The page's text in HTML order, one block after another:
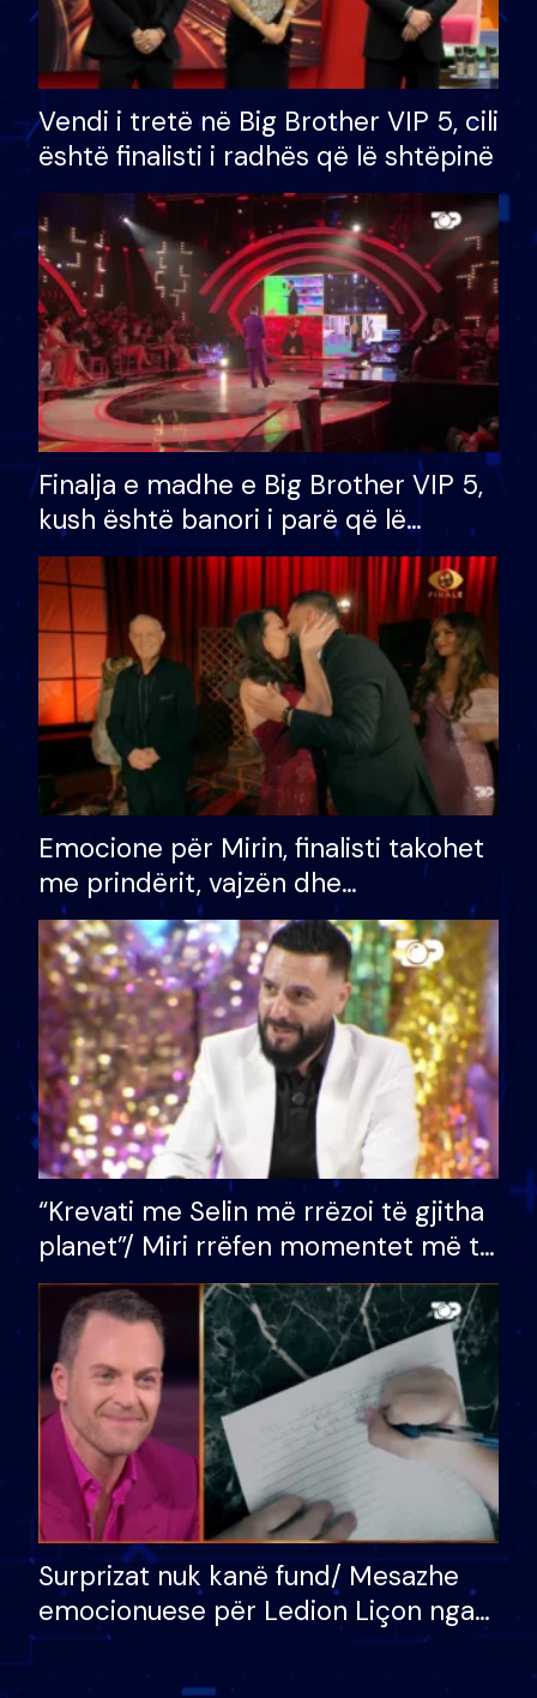
Vendi i tretë në Big Brother VIP 5, cili
është finalisti i radhës që lë shtëpinë
Finalja e madhe e Big Brother VIP 5,
kush është banori i parë që lë
shtëpinë dhe humb mundësinë për
të fituar çmimin e madh
Emocione për Mirin, finalisti takohet
me prindërit, vajzën dhe
bashkëshorten: S’kemi ndonjë letër
divorci apo jo?
“Krevati me Selin më rrëzoi të gjitha
planet”/ Miri rrëfen momentet më të
bukura në shtëpinë e BB VIP: Do më
mungojë zilja e mëngjesit kur…
Surprizat nuk kanë fund/ Mesazhe
emocionuese për Ledion Liçon nga
nëna dhe fëmijët e tij, moderatori
nuk i mban dot lotët: Nuk meritoj…